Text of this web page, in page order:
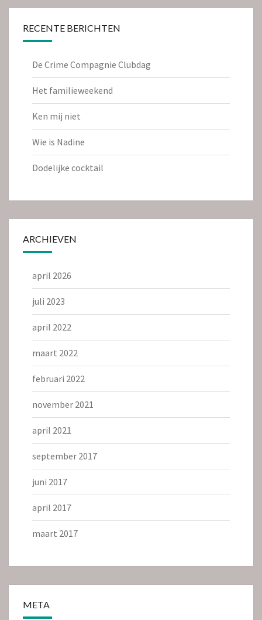
RECENTE BERICHTEN
De Crime Compagnie Clubdag
Het familieweekend
Ken mij niet
Wie is Nadine
Dodelijke cocktail
ARCHIEVEN
april 2026
juli 2023
april 2022
maart 2022
februari 2022
november 2021
april 2021
september 2017
juni 2017
april 2017
maart 2017
META